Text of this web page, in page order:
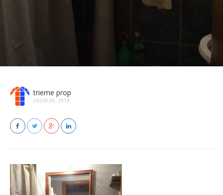
trieme prop
JULIO 29, 2019